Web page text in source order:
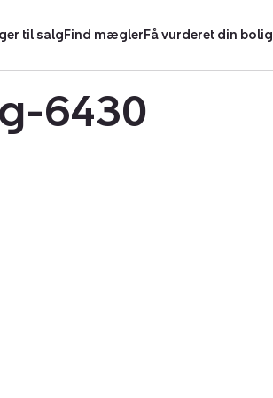
til salgFind mæglerFå vurderet din bolig
6430